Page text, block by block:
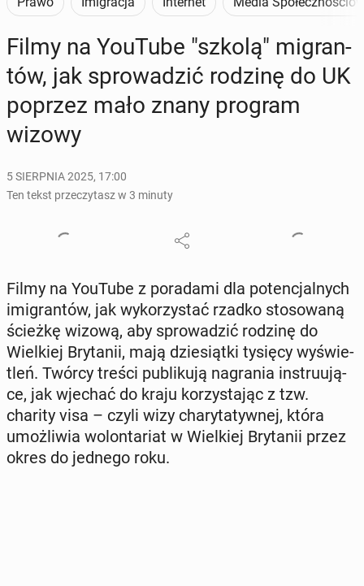
Filmy na YouTube "szkolą" mi­gran­
tów, jak spro­wa­dzić rodzinę do UK
poprzez mało znany program
wizowy
5 SIERPNIA 2025, 17:00
Ten tekst przeczytasz w 3 minuty
Filmy na YouTube z po­ra­da­mi dla po­ten­cjal­nych
imi­gran­tów, jak wy­ko­rzy­stać rzadko sto­so­wa­ną
ścieżkę wizową, aby spro­wa­dzić rodzinę do
Wiel­kiej Bry­ta­nii, mają dzie­siąt­ki tysięcy wy­świe­
tleń. Twórcy treści pu­bli­ku­ją na­gra­nia in­stru­ują­
ce, jak wjechać do kraju ko­rzy­sta­jąc z tzw.
charity visa – czyli wizy cha­ry­ta­tyw­nej, która
umoż­li­wia wo­lon­ta­riat w Wiel­kiej Bry­ta­nii przez
okres do jednego roku.